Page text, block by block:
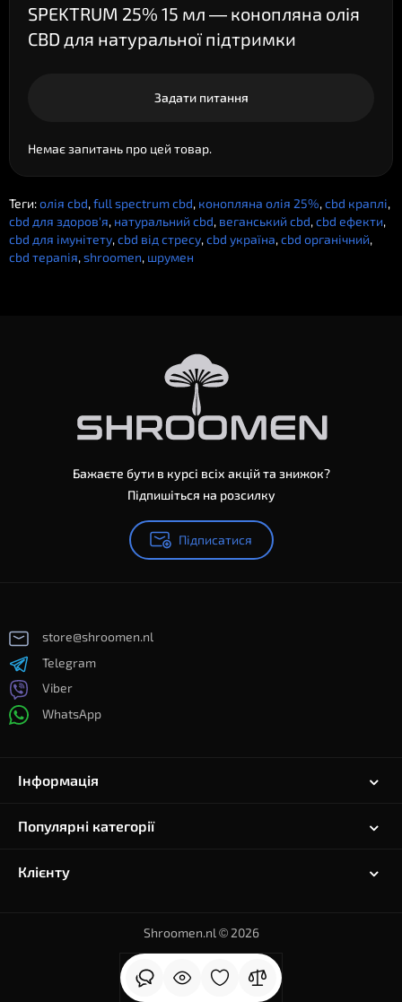
SPEKTRUM 25% 15 мл — конопляна олія
CBD для натуральної підтримки
Задати питання
Немає запитань про цей товар.
Теги:олія cbd,full spectrum cbd, конопляна олія 25%,cbd краплі,
cbd для здоров'я, натуральний cbd, веганський cbd,cbd ефекти,
cbd для імунітету,cbd від стресу,cbd україна,cbd органічний,
cbd терапія,shroomen, шрумен
Бажаєте бути в курсі всіх акцій та знижок?
Підпишіться на розсилку
Підписатися
store@shroomen.nl
Telegram
Viber
WhatsApp
Інформація
Популярні категорії
Клієнту
Shroomen.nl © 2026